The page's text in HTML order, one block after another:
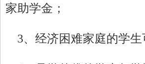
家助学金；
3、经济困难家庭的学生